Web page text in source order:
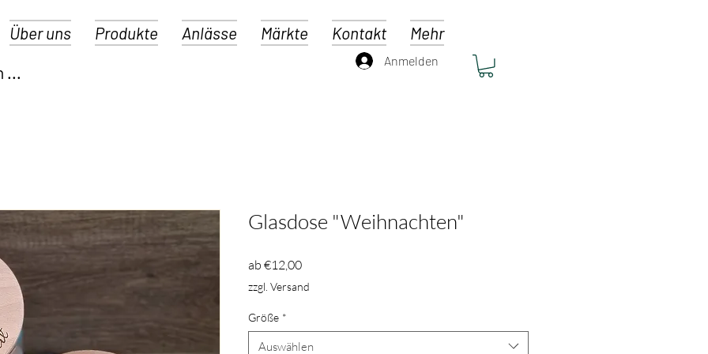
Über uns Produkte Anlässe Märkte Kontakt Mehr
Anmelden
Glasdose "Weihnachten"
ab €12,00Sale-
Preis
zzgl. Versand
Größe *
Auswählen